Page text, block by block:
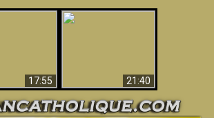
17:55
21:40